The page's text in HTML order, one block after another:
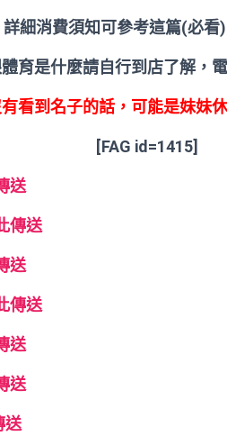
詳細消費須知可參考這篇(必看)
育是什麼請自行到店了解，
有看到名子的話，可能是妹妹
[FAG id=1415]
送
傳送
送
傳送
送
送
送